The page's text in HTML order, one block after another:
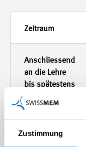
Zustimmung